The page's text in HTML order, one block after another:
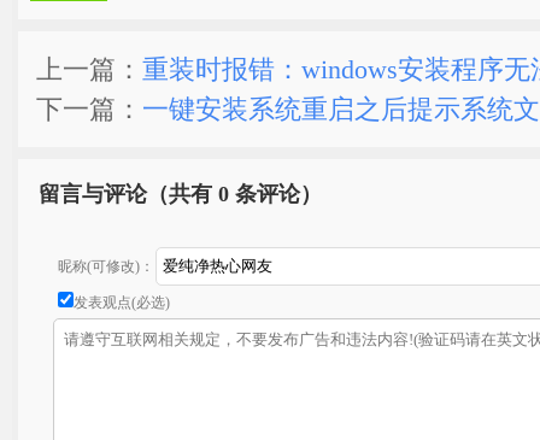
上一篇： 重装时报错：windows安装程序
下一篇： 一键安装系统重启之后提示系统
留言与评论（共有 0 条评论）
昵称(可修改)：
发表观点(必选)